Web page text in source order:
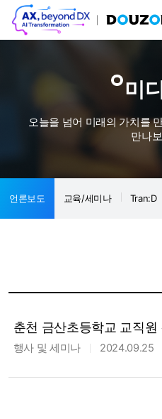
미
오늘을 넘어 미래의 가치를
만나
언론보도 교육/세미나 Tran:D
춘천 금산초등학교 교직
행사 및 세미나 2024.09.25